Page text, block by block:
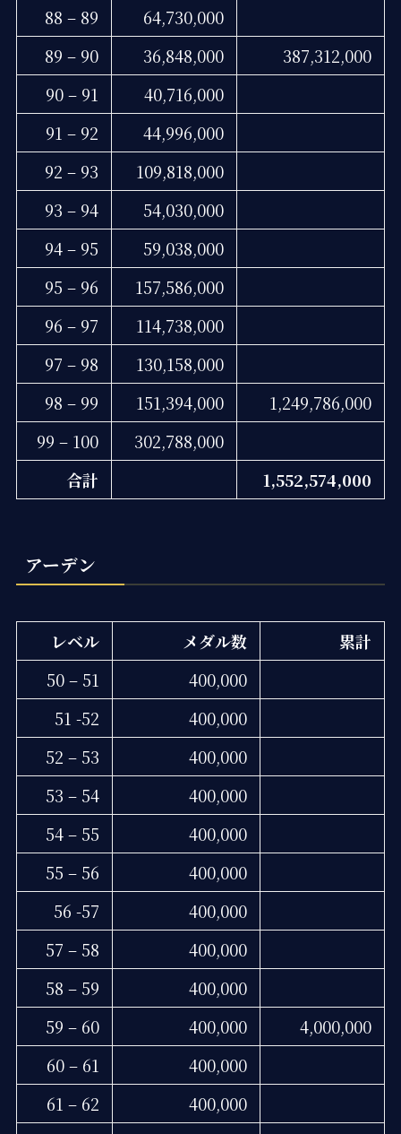
88 – 89
64,730,000
89 – 90
36,848,000
387,312,000
90 – 91
40,716,000
91 – 92
44,996,000
92 – 93
109,818,000
93 – 94
54,030,000
94 – 95
59,038,000
95 – 96
157,586,000
96 – 97
114,738,000
97 – 98
130,158,000
98 – 99
151,394,000
1,249,786,000
99 – 100
302,788,000
合計
1,552,574,000
アーデン
レベル メダル数
累計
50 – 51
400,000
51 -52
400,000
52 – 53
400,000
53 – 54
400,000
54 – 55
400,000
55 – 56
400,000
56 -57
400,000
57 – 58
400,000
58 – 59
400,000
59 – 60
400,000
4,000,000
60 – 61
400,000
61 – 62
400,000